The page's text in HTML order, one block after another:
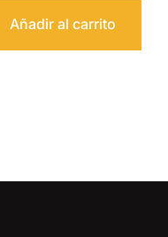
Añadir al carrito